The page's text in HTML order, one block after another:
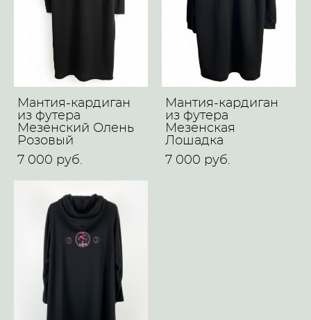
Мантия-кардиган
из футера
Мезенский Олень
Розовый
7 000 pуб.
Мантия-кардиган
из футера
Мезенская
Лошадка
7 000 pуб.